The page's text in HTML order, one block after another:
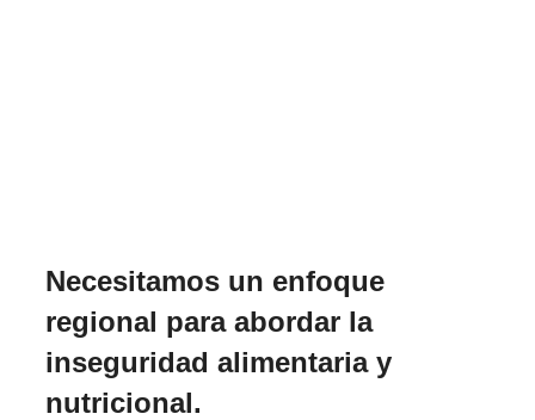
Necesitamos un enfoque
regional para abordar la
inseguridad alimentaria y
nutricional.